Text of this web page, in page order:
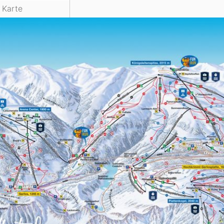
Karte
Head
Stöckli Kästle Scott
Indigo
Ogso